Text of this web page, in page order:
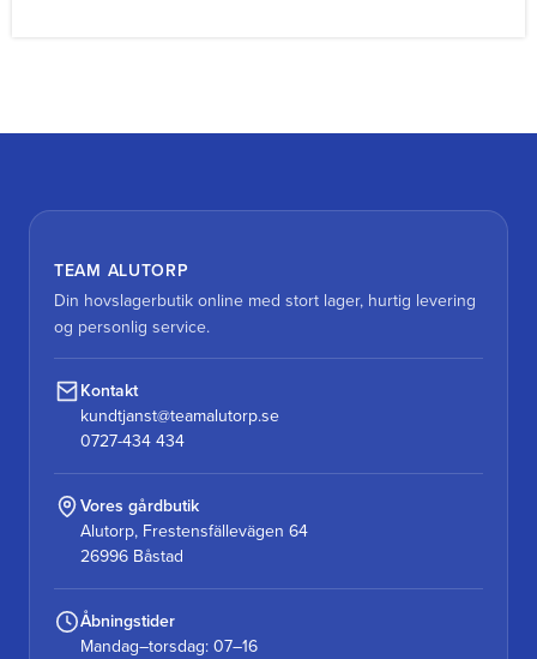
TEAM ALUTORP
Din hovslagerbutik online med stort lager, hurtig levering
og personlig service.
Kontakt
kundtjanst@teamalutorp.se
0727-434 434
Vores gårdbutik
Alutorp, Frestensfällevägen 64
26996 Båstad
Åbningstider
Mandag–torsdag: 07–16